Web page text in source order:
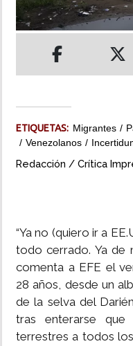
INSÓLITAS
MULTIMEDIA
ETIQUETAS: Migrantes
Venezolanos
Redacción / Crítica
“Ya no (quiero ir a
todo cerrado. Ya de
comenta a EFE el
28 años, desde un
de la selva del
tras enterarse que
terrestres a todos